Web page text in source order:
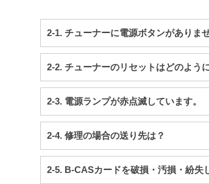
2-1. チューナーに電源ボタンがありま
2-2. チューナーのリセットはどのよう
2-3. 電源ランプが赤点滅しています。
2-4. 修理の場合の送り先は？
2-5. B-CASカードを破損・汚損・紛失